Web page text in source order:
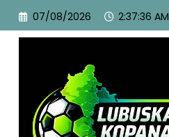
07/08/2026 2:37:37 AM